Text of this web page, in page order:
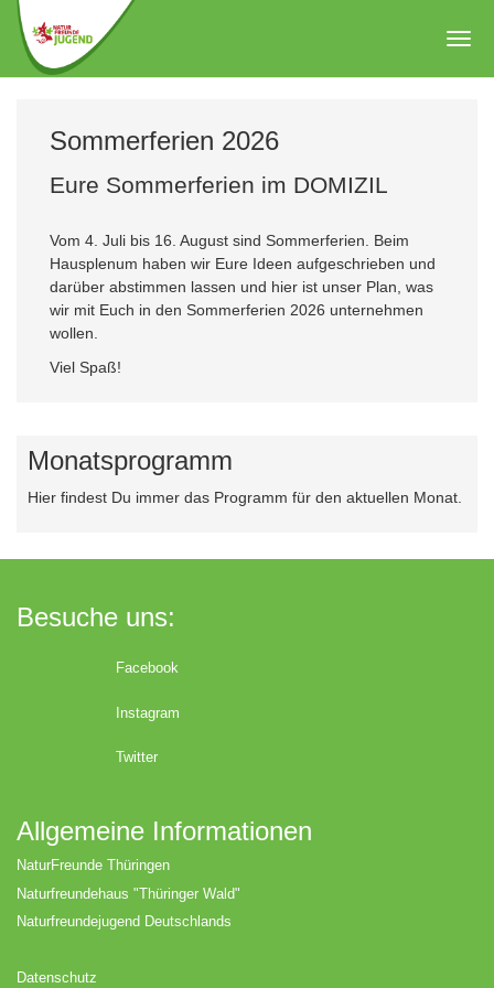
Zum
Hauptinhalt
springen
Sommerferien 2026
Eure Sommerferien im DOMIZIL
Vom 4. Juli bis 16. August sind Sommerferien. Beim
Hausplenum haben wir Eure Ideen aufgeschrieben und
darüber abstimmen lassen und hier ist unser Plan, was
wir mit Euch in den Sommerferien 2026 unternehmen
wollen.
Viel Spaß!
Monatsprogramm
Hier findest Du immer das Programm für den aktuellen Monat.
Besuche uns:
Facebook
Instagram
Twitter
Allgemeine Informationen
NaturFreunde Thüringen
Naturfreundehaus "Thüringer Wald"
Naturfreundejugend Deutschlands
Datenschutz